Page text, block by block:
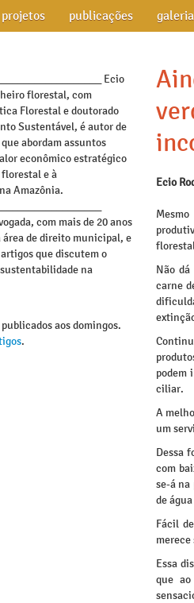
projetos publicações galeria
Ecio
florestal, com
Florestal e doutorado
Sustentável, é autor de
abordam assuntos
econômico estratégico
e à
Amazônia.
com mais de 20 anos
área de direito municipal, e
que discutem o
na
aos domingos.
.
Ecio
Não
carne
podem
ciliar.
A
um
Dessa
com
se-á na
de
Fácil
Essa
que